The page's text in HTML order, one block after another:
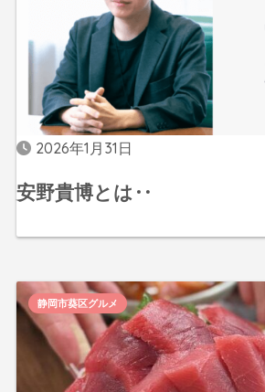
2026年1月31日
安野貴博とは‥
静岡市葵区グルメ